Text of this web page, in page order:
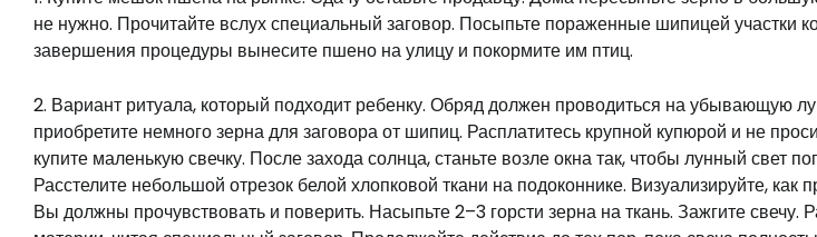
не нужно. Прочитайте вслух специальный заговор. Посыпьте пораженные шипицей участки
завершения процедуры вынесите пшено на улицу и покормите им птиц.
Вариант ритуала, который подходит ребенку. Обряд должен проводиться на убывающую
приобретите немного зерна для заговора от шипиц. Расплатитесь крупной купюрой и не
купите маленькую свечку. После захода солнца, станьте возле окна так, чтобы лунный свет
Расстелите небольшой отрезок белой хлопковой ткани на подоконнике. Визуализируйте, как
Вы должны прочувствовать и поверить. Насыпьте 2–3 горсти зерна на ткань. Зажгите свечу.